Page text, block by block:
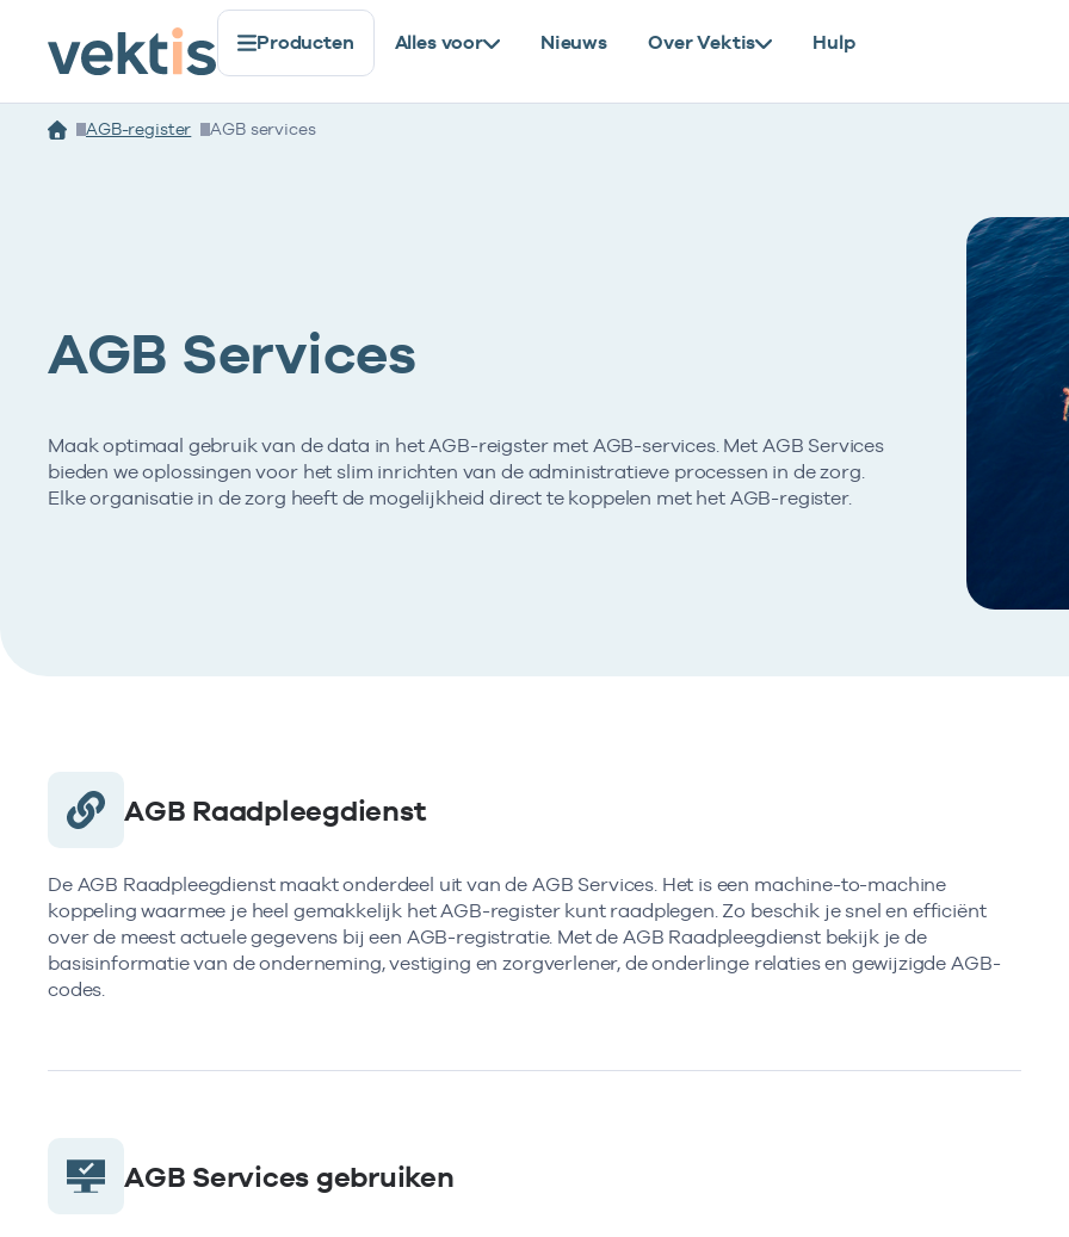
Producten Alles voor Nieuws Over Vektis Hulp
AGB-register AGB services
AGB Services
Maak optimaal gebruik van de data in het AGB-reigster met AGB-services. Met AGB Services
bieden we oplossingen voor het slim inrichten van de administratieve processen in de zorg.
Elke organisatie in de zorg heeft de mogelijkheid direct te koppelen met het AGB-register.
AGB Raadpleegdienst
De AGB Raadpleegdienst maakt onderdeel uit van de AGB Services. Het is een machine-to-machine
koppeling waarmee je heel gemakkelijk het AGB-register kunt raadplegen. Zo beschik je snel en efficiënt
over de meest actuele gegevens bij een AGB-registratie. Met de AGB Raadpleegdienst bekijk je de
basisinformatie van de onderneming, vestiging en zorgverlener, de onderlinge relaties en gewijzigde AGB-
codes.
AGB Services gebruiken